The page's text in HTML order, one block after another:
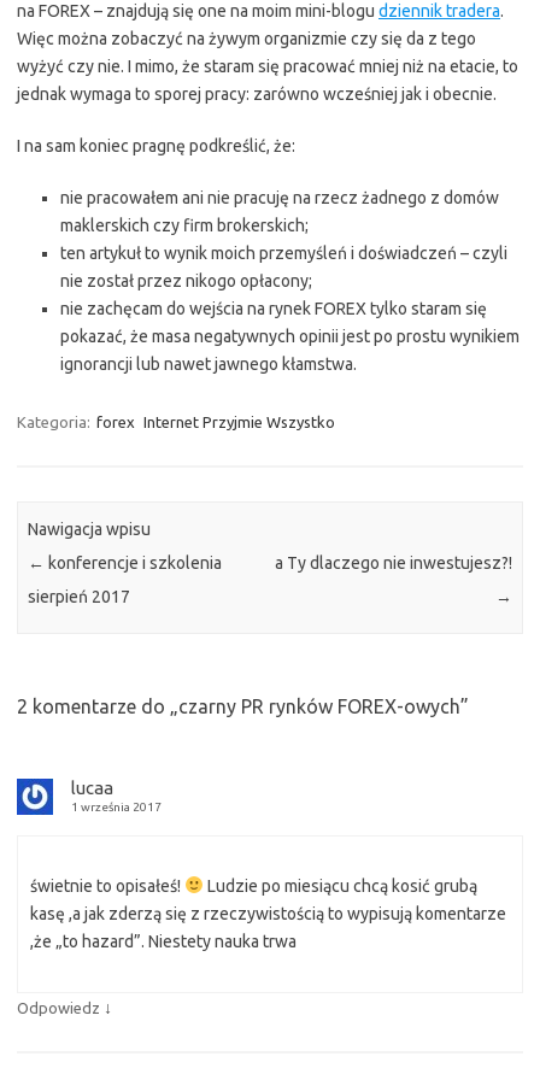
na FOREX – znajdują się one na moim mini-blogu dziennik tradera.
Więc można zobaczyć na żywym organizmie czy się da z tego
wyżyć czy nie. I mimo, że staram się pracować mniej niż na etacie, to
jednak wymaga to sporej pracy: zarówno wcześniej jak i obecnie.
I na sam koniec pragnę podkreślić, że:
nie pracowałem ani nie pracuję na rzecz żadnego z domów
maklerskich czy firm brokerskich;
ten artykuł to wynik moich przemyśleń i doświadczeń – czyli
nie został przez nikogo opłacony;
nie zachęcam do wejścia na rynek FOREX tylko staram się
pokazać, że masa negatywnych opinii jest po prostu wynikiem
ignorancji lub nawet jawnego kłamstwa.
Kategoria: forex Internet Przyjmie Wszystko
Nawigacja wpisu
← konferencje i szkolenia
sierpień 2017
a Ty dlaczego nie inwestujesz?!
→
2 komentarze do „czarny PR rynków FOREX-owych”
lucaa
1 września 2017
świetnie to opisałeś!
Ludzie po miesiącu chcą kosić grubą
kasę ,a jak zderzą się z rzeczywistością to wypisują komentarze
,że „to hazard”. Niestety nauka trwa
Odpowiedz ↓